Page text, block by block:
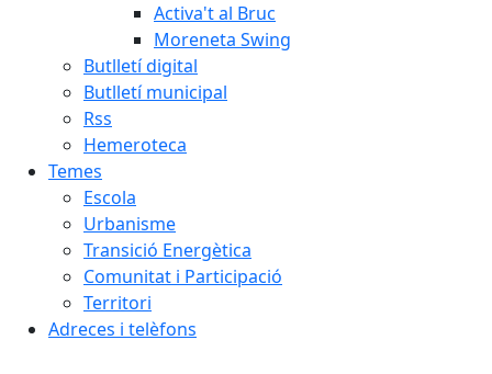
Activa't al Bruc
Moreneta Swing
Butlletí digital
Butlletí municipal
Rss
Hemeroteca
Temes
Escola
Urbanisme
Transició Energètica
Comunitat i Participació
Territori
Adreces i telèfons